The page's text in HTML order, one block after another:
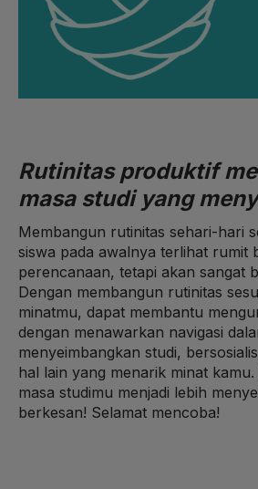
Rutinitas produktif
masa studi yang
Membangun rutinitas sehari-hari
siswa pada awalnya terlihat rumit
perencanaan, tetapi akan sangat
Dengan membangun rutinitas
minatmu, dapat membantu
dengan menawarkan navigasi
menyeimbangkan studi,
hal lain yang menarik minat
masa studimu menjadi lebih
berkesan! Selamat mencoba!